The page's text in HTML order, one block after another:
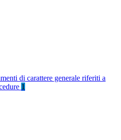
di carattere generale riferiti a
1